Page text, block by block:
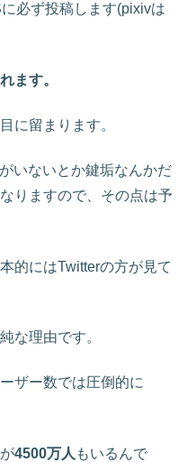
必ず投稿します(pixivは
ます。
に留まります。
いないとか鍵垢なんかだ
りますので、その点は予
的にはTwitterの方が見て
な理由です。
ザー数では圧倒的に
が4500万人 もいるんで